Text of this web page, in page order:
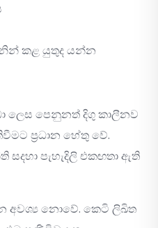
කළ යුතුද යන්න
ලෙස පෙනුනත් දිගු කාලීනව
ප්‍රධාන හේතු වේ.
පැහැදිලි එකඟතා ඇති
අවශ්‍ය නොවේ. කෙටි ලිඛිත